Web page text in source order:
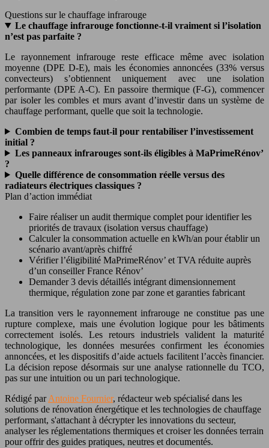
Questions sur le chauffage infrarouge
Le chauffage infrarouge fonctionne-t-il vraiment si l’isolation
n’est pas parfaite ?
Le rayonnement infrarouge reste efficace même avec isolation
moyenne (DPE D-E), mais les économies annoncées (33% versus
convecteurs) s’obtiennent uniquement avec une isolation
performante (DPE A-C). En passoire thermique (F-G), commencer
par isoler les combles et murs avant d’investir dans un système de
chauffage performant, quelle que soit la technologie.
Combien de temps faut-il pour rentabiliser l’investissement
initial ?
Les panneaux infrarouges sont-ils éligibles à MaPrimeRénov’
?
Quelle différence de consommation réelle versus des
radiateurs électriques classiques ?
Plan d’action immédiat
Faire réaliser un audit thermique complet pour identifier les
priorités de travaux (isolation versus chauffage)
Calculer la consommation actuelle en kWh/an pour établir un
scénario avant/après chiffré
Vérifier l’éligibilité MaPrimeRénov’ et TVA réduite auprès
d’un conseiller France Rénov’
Demander 3 devis détaillés intégrant dimensionnement
thermique, régulation zone par zone et garanties fabricant
La transition vers le rayonnement infrarouge ne constitue pas une
rupture complexe, mais une évolution logique pour les bâtiments
correctement isolés. Les retours industriels valident la maturité
technologique, les données mesurées confirment les économies
annoncées, et les dispositifs d’aide actuels facilitent l’accès financier.
La décision repose désormais sur une analyse rationnelle du TCO,
pas sur une intuition ou un pari technologique.
Rédigé parAntoine Fournier, rédacteur web spécialisé dans les
solutions de rénovation énergétique et les technologies de chauffage
performant, s'attachant à décrypter les innovations du secteur,
analyser les réglementations thermiques et croiser les données terrain
pour offrir des guides pratiques, neutres et documentés.